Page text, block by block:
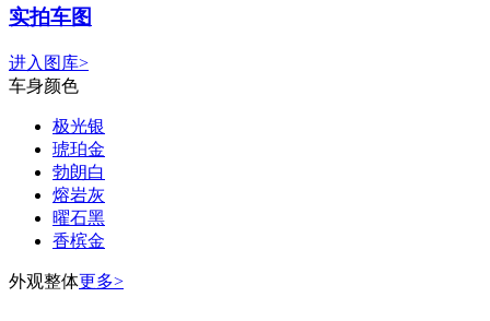
实拍车图
进入图库>
车身颜色
极光银
琥珀金
勃朗白
熔岩灰
曜石黑
香槟金
外观整体更多>